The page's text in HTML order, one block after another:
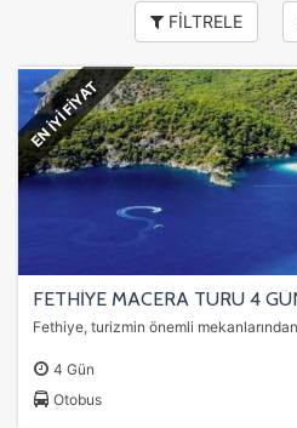
FİLTRELE
EN İYİ FİYAT
FETHİYE MACERA TURU 4
4 Gün
Otobus